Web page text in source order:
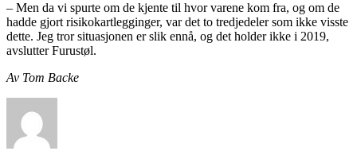
– Men da vi spurte om de kjente til hvor varene kom fra, og om de
hadde gjort risikokartlegginger, var det to tredjedeler som ikke visste
dette. Jeg tror situasjonen er slik ennå, og det holder ikke i 2019,
avslutter Furustøl.
Av Tom Backe